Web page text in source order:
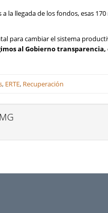
la llegada de los fondos, esas
para cambiar el sistema
al Gobierno
, ERTE, Recuperación